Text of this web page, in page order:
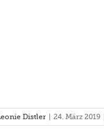
Distler 24. März 2019